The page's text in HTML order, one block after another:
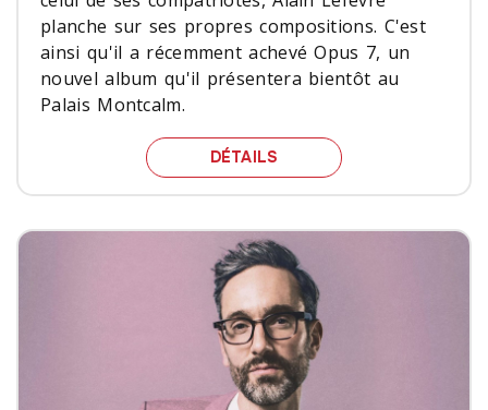
planche sur ses propres compositions. C'est
ainsi qu'il a récemment achevé Opus 7, un
nouvel album qu'il présentera bientôt au
Palais Montcalm.
DÉTAILS LES PRÉMONITIONS